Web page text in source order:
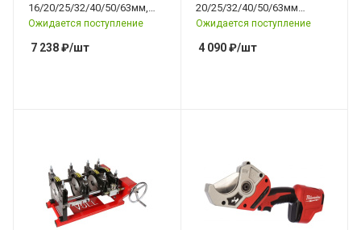
16/20/25/32/40/50/63мм,
кейс, YATO
Ожидается поступление
7 238₽/шт
20/25/32/40/50/63мм
кейс+АКС
Ожидается поступление
4 090₽/шт